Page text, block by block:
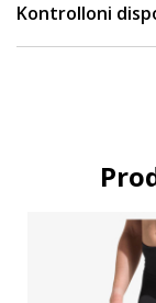
Kontrolloni